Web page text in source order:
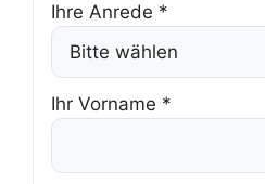
Ihre Anrede *
Ihr Vorname *